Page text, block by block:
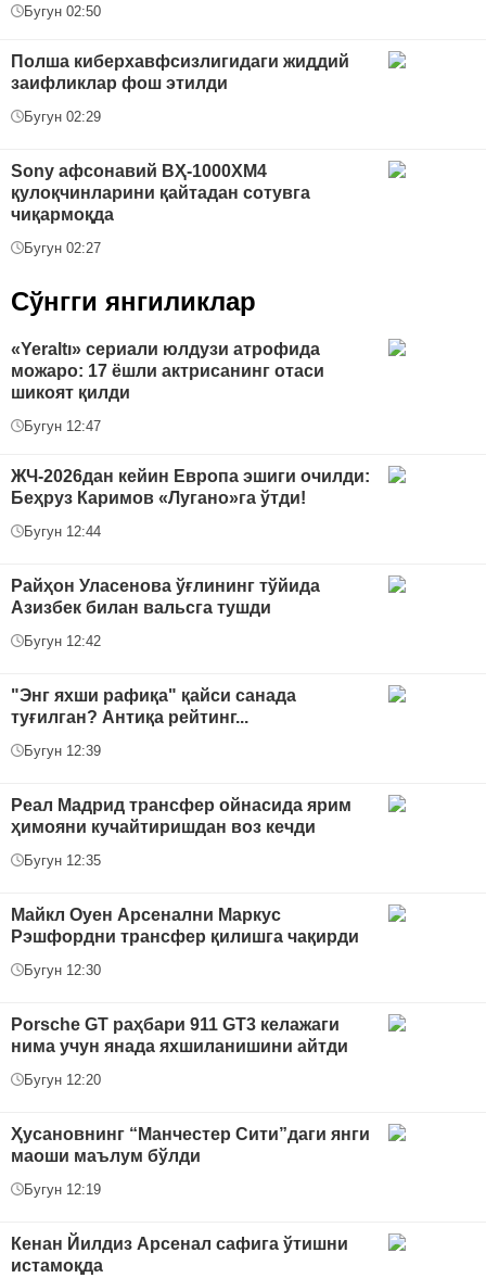
Бугун 02:50
Полша киберхавфсизлигидаги жиддий
заифликлар фош этилди
Бугун 02:29
Sony афсонавий ВҲ-1000XM4
қулоқчинларини қайтадан сотувга
чиқармоқда
Бугун 02:27
Сўнгги янгиликлар
«Yeraltı» сериали юлдузи атрофида
можаро: 17 ёшли актрисанинг отаси
шикоят қилди
Бугун 12:47
ЖЧ-2026дан кейин Европа эшиги очилди:
Беҳруз Каримов «Лугано»га ўтди!
Бугун 12:44
Райҳон Уласенова ўғлининг тўйида
Азизбек билан вальсга тушди
Бугун 12:42
"Энг яхши рафиқа" қайси санада
туғилган? Антиқа рейтинг...
Бугун 12:39
Реал Мадрид трансфер ойнасида ярим
ҳимояни кучайтиришдан воз кечди
Бугун 12:35
Майкл Оуен Арсенални Маркус
Рэшфордни трансфер қилишга чақирди
Бугун 12:30
Porsche GT раҳбари 911 GT3 келажаги
нима учун янада яхшиланишини айтди
Бугун 12:20
Ҳусановнинг “Манчестер Сити”даги янги
маоши маълум бўлди
Бугун 12:19
Кенан Йилдиз Арсенал сафига ўтишни
истамоқда